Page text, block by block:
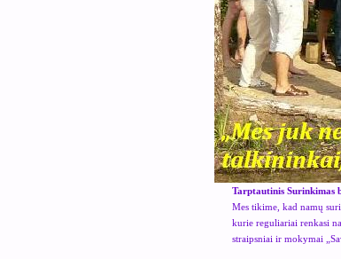
Tarptautinis Surinkimas
Mes tikime, kad namų
kurie reguliariai renkasi
straipsniai ir mokymai